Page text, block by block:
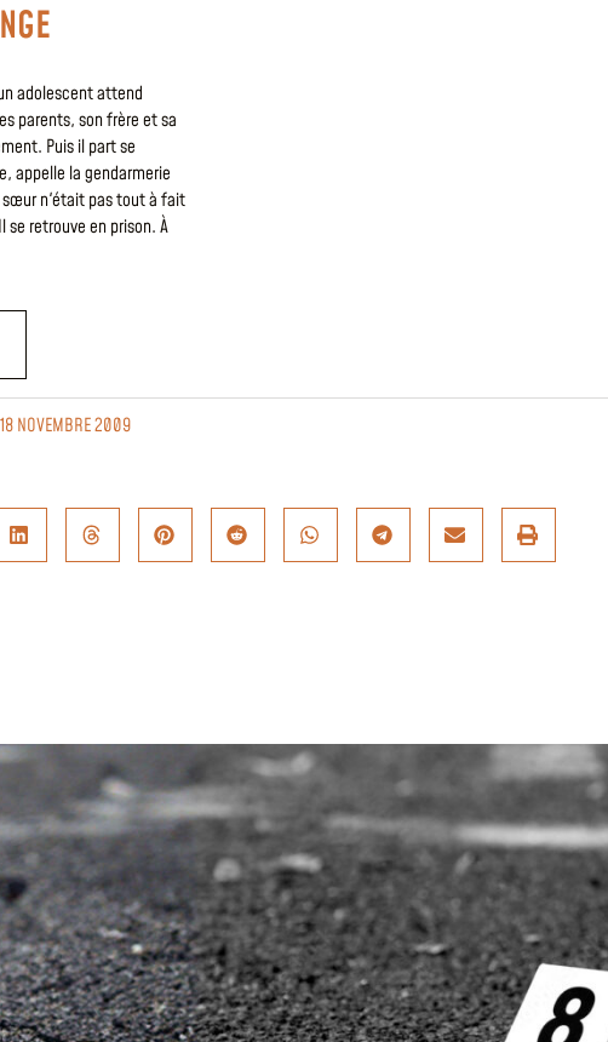
adolescent attend
parents, son frère et sa
Puis il part se
appelle la gendarmerie
sœur n'était pas tout à fait
retrouve en prison. À
NOVEMBRE 2009